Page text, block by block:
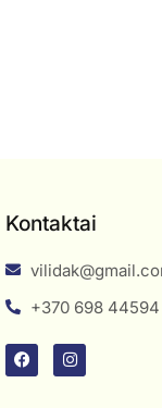
Kontaktai
+370 698 44594